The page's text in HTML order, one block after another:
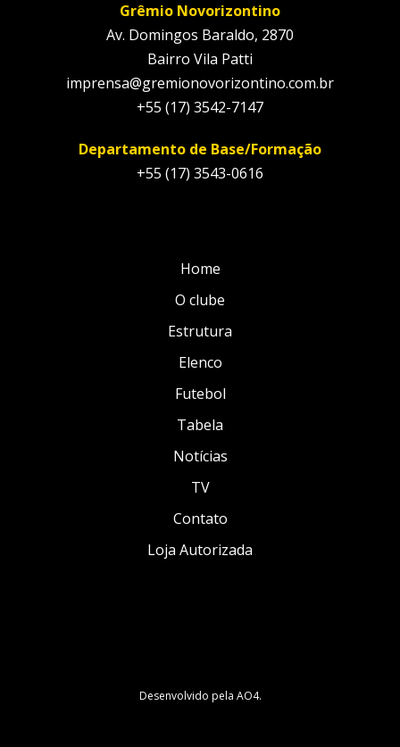
Grêmio Novorizontino
Av. Domingos Baraldo, 2870
Bairro Vila Patti
imprensa@gremionovorizontino.com.br
+55 (17) 3542-7147
Departamento de Base/Formação
+55 (17) 3543-0616
Home
O clube
Estrutura
Elenco
Futebol
Tabela
Notícias
TV
Contato
Loja Autorizada
Desenvolvido pela AO4.